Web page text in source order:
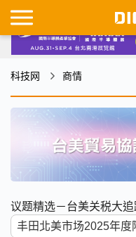
科技网 商情
议题精选－台美关税大追